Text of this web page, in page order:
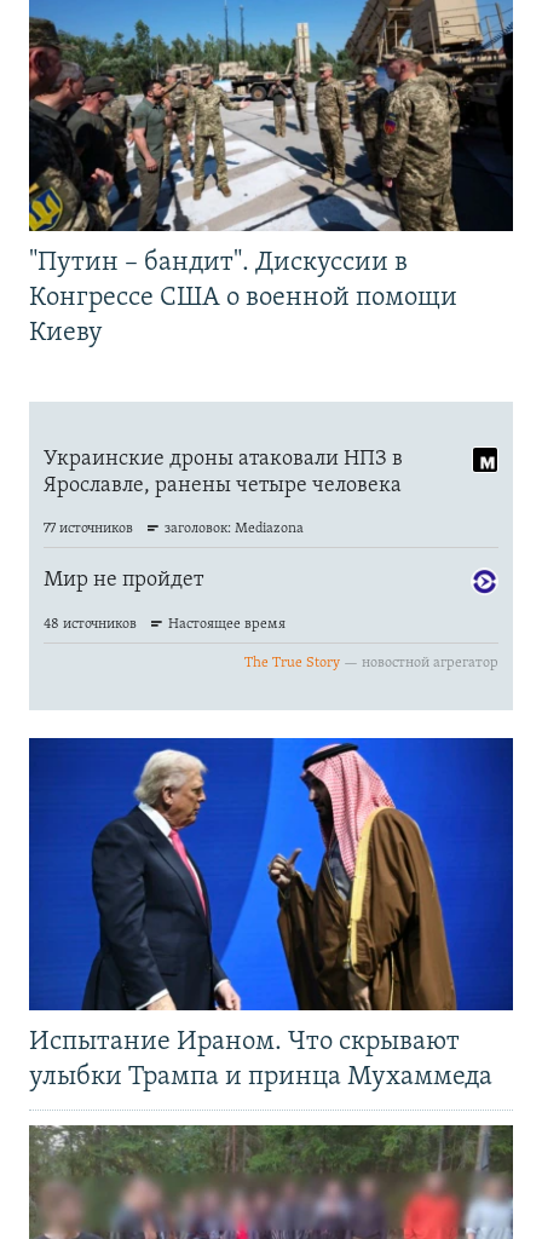
"Путин – бандит". Дискуссии в
Конгрессе США о военной помощи
Киеву
Испытание Ираном. Что скрывают
улыбки Трампа и принца Мухаммеда